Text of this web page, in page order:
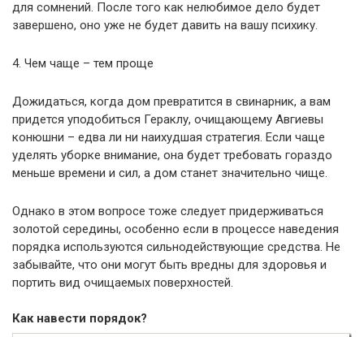
для сомнений. После того как нелюбимое дело будет
завершено, оно уже не будет давить на вашу психику.
4. Чем чаще – тем проще
Дожидаться, когда дом превратится в свинарник, а вам
придется уподобиться Гераклу, очищающему Авгиевы
конюшни – едва ли ни наихудшая стратегия. Если чаще
уделять уборке внимание, она будет требовать гораздо
меньше времени и сил, а дом станет значительно чище.
Однако в этом вопросе тоже следует придерживаться
золотой середины, особенно если в процессе наведения
порядка используются сильнодействующие средства. Не
забывайте, что они могут быть вредны для здоровья и
портить вид очищаемых поверхностей.
Как навести порядок?